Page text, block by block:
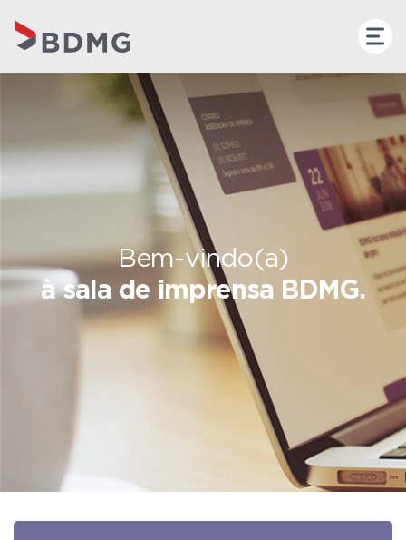
Bem-vindo(a)
à sala de imprensa BDMG.